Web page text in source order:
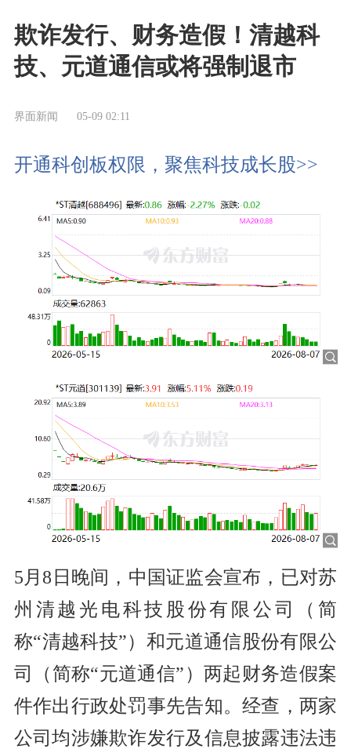
欺诈发行、财务造假！清越科
技、元道通信或将强制退市
界面新闻 05-09 02:11
开通科创板权限，聚焦科技成长股>>
5月8日晚间，中国证监会宣布，已对苏
州清越光电科技股份有限公司（简
称“清越科技”）和元道通信股份有限公
司（简称“元道通信”）两起财务造假案
件作出行政处罚事先告知。经查，两家
公司均涉嫌欺诈发行及信息披露违法违